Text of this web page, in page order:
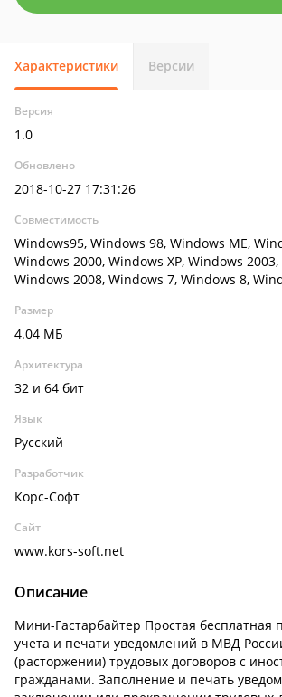
Характеристики Версии
Версия
1.0
Обновлено
2018-10-27 17:31:26
Совместимость
Windows95, Windows 98, Windows ME,
Windows 2000, Windows XP, Windows
Windows 2008, Windows 7, Windows 8,
Размер
4.04 МБ
Архитектура
32 и 64 бит
Язык
Русский
Разработчик
Корс-Софт
Сайт
www.kors-soft.net
Описание
Мини-Гастарбайтер Простая бесплатная
учета и печати уведомлений в МВД
(расторжении) трудовых договоров с
гражданами. Заполнение и печать